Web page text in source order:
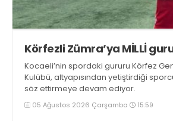
Körfezli Zümra’ya MİLLİ
Kocaeli’nin spordaki gururu Körfez
Kulübü, altyapısından yetiştirdiği
söz ettirmeye devam ediyor.
05 Ağustos 2026 Çarşamba 15:59